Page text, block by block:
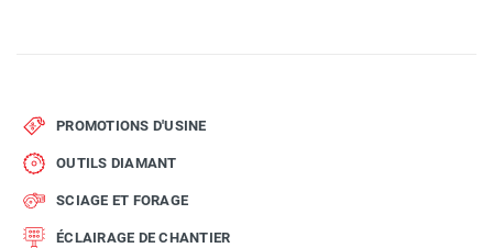
PROMOTIONS D'USINE
OUTILS DIAMANT
SCIAGE ET FORAGE
ÉCLAIRAGE DE CHANTIER